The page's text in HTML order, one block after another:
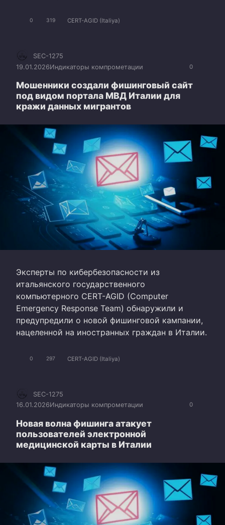
0 319 CERT-AGID (Italiya)
0
SEC-1275
19.01.2026Индикаторы компрометации
Мошенники создали фишинговый сайт
под видом портала МВД Италии для
кражи данных мигрантов
Эксперты по кибербезопасности из
итальянского государственного
компьютерного CERT-AGID (Computer
Emergency Response Team) обнаружили и
предупредили о новой фишинговой кампании,
нацеленной на иностранных граждан в Италии.
0 297 CERT-AGID (Italiya)
0
SEC-1275
16.01.2026Индикаторы компрометации
Новая волна фишинга атакует
пользователей электронной
медицинской карты в Италии